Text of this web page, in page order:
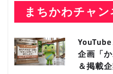
まちかわチャ
企画「
＆掲載